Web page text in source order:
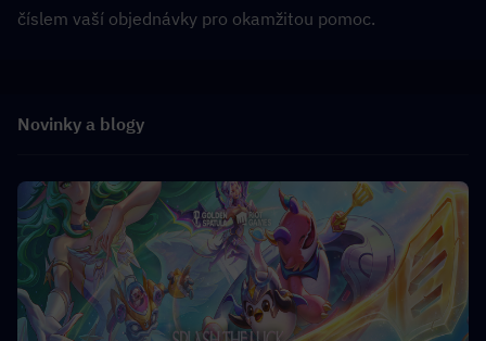
číslem vaší objednávky pro okamžitou pomoc.
Novinky a blogy